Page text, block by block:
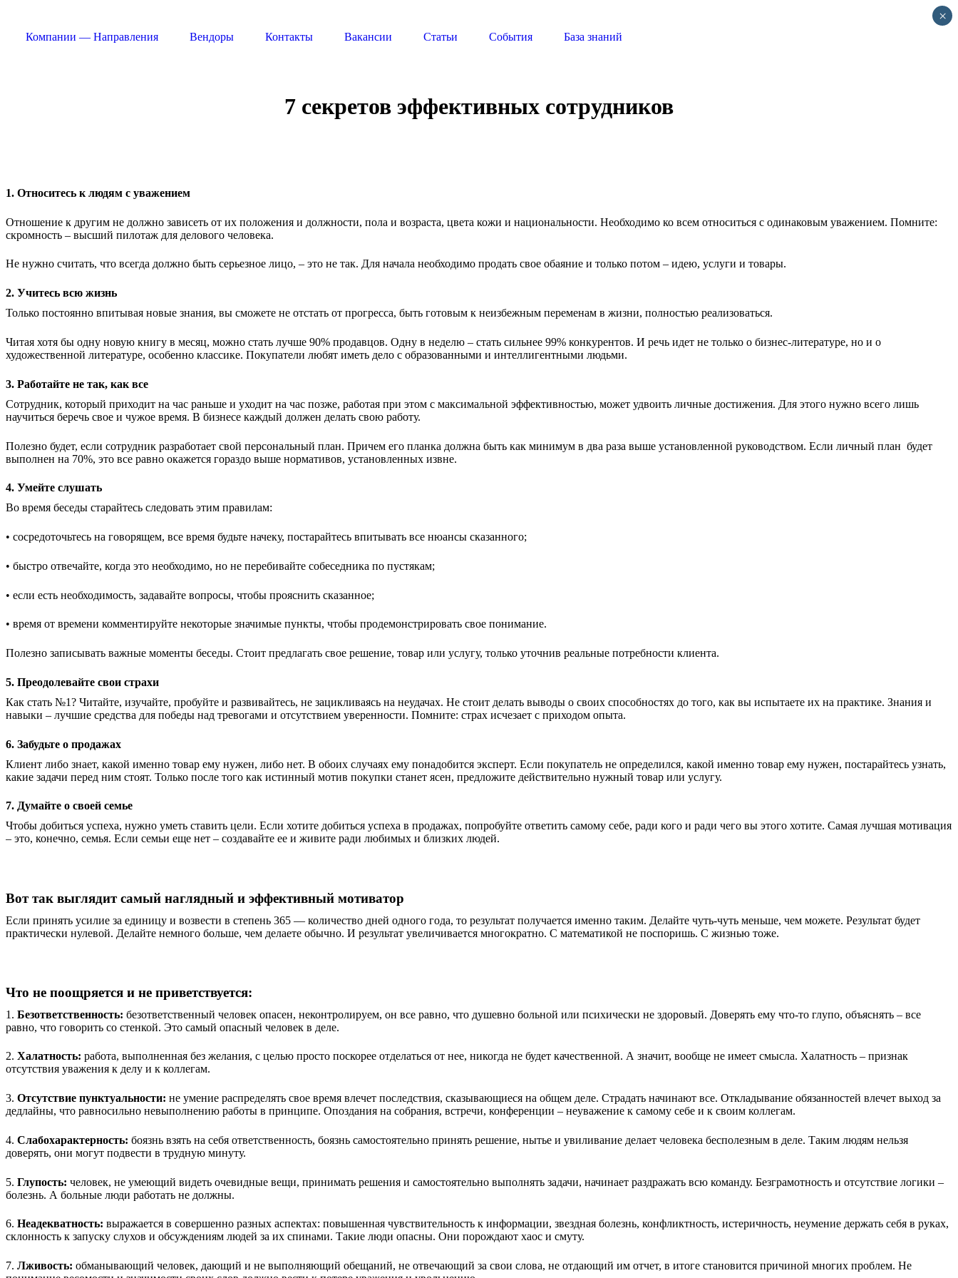
Компании — Направления Вендоры Контакты Вакансии Статьи События База знаний
7 секретов эффективных сотрудников
1. Отноcитесь к людям с уважением
Отношение к другим не должно зависеть от их положения и должности, пола и возраста, цвета кожи и национальности. Необходимо ко всем относиться с одинаковым уважением. Помните:
скромность – высший пилотаж для делового человека.
Не нужно считать, что всегда должно быть серьезное лицо, – это не так. Для начала необходимо продать свое обаяние и только потом – идею, услуги и товары.
2. Учитесь всю жизнь
Только постоянно впитывая новые знания, вы сможете не отстать от прогресса, быть готовым к неизбежным переменам в жизни, полностью реализоваться.
Читая хотя бы одну новую книгу в месяц, можно стать лучше 90% продавцов. Одну в неделю – стать сильнее 99% конкурентов. И речь идет не только о бизнес-литературе, но и о
художественной литературе, особенно классике. Покупатели любят иметь дело с образованными и интеллигентными людьми.
3. Работайте не так, как все
Сотрудник, который приходит на час раньше и уходит на час позже, работая при этом с максимальной эффективностью, может удвоить личные достижения. Для этого нужно всего лишь
научиться беречь свое и чужое время. В бизнесе каждый должен делать свою работу.
Полезно будет, если сотрудник разработает свой персональный план. Причем его планка должна быть как минимум в два раза выше установленной руководством. Если личный план будет
выполнен на 70%, это все равно окажется гораздо выше нормативов, установленных извне.
4. Умейте слушать
Во время беседы старайтесь следовать этим правилам:
• сосредоточьтесь на говорящем, все время будьте начеку, постарайтесь впитывать все нюансы сказанного;
• быстро отвечайте, когда это необходимо, но не перебивайте собеседника по пустякам;
• если есть необходимость, задавайте вопросы, чтобы прояснить сказанное;
• время от времени комментируйте некоторые значимые пункты, чтобы продемонстрировать свое понимание.
Полезно записывать важные моменты беседы. Стоит предлагать свое решение, товар или услугу, только уточнив реальные потребности клиента.
5. Преодолевайте свои страхи
Как стать №1? Читайте, изучайте, пробуйте и развивайтесь, не зацикливаясь на неудачах. Не стоит делать выводы о своих способностях до того, как вы испытаете их на практике. Знания и
навыки – лучшие средства для победы над тревогами и отсутствием уверенности. Помните: страх исчезает с приходом опыта.
6. Забудьте о продажах
Клиент либо знает, какой именно товар ему нужен, либо нет. В обоих случаях ему понадобится эксперт. Если покупатель не определился, какой именно товар ему нужен, постарайтесь узнать,
какие задачи перед ним стоят. Только после того как истинный мотив покупки станет ясен, предложите действительно нужный товар или услугу.
7. Думайте о своей семье
Чтобы добиться успеха, нужно уметь ставить цели. Если хотите добиться успеха в продажах, попробуйте ответить самому себе, ради кого и ради чего вы этого хотите. Самая лучшая мотивация
– это, конечно, семья. Если семьи еще нет – создавайте ее и живите ради любимых и близких людей.
Вот так выглядит самый наглядный и эффективный мотиватор
Если принять усилие за единицу и возвести в степень 365 — количество дней одного года, то результат получается именно таким. Делайте чуть-чуть меньше, чем можете. Результат будет
практически нулевой. Делайте немного больше, чем делаете обычно. И результат увеличивается многократно. С математикой не поспоришь. С жизнью тоже.
Что не поощряется и не приветствуется:
1. Безответственность: безответственный человек опасен, неконтролируем, он все равно, что душевно больной или психически не здоровый. Доверять ему что-то глупо, объяснять – все
равно, что говорить со стенкой. Это самый опасный человек в деле.
2. Халатность: работа, выполненная без желания, с целью просто поскорее отделаться от нее, никогда не будет качественной. А значит, вообще не имеет смысла. Халатность – признак
отсутствия уважения к делу и к коллегам.
3. Отсутствие пунктуальности: не умение распределять свое время влечет последствия, сказывающиеся на общем деле. Страдать начинают все. Откладывание обязанностей влечет выход за
дедлайны, что равносильно невыполнению работы в принципе. Опоздания на собрания, встречи, конференции – неуважение к самому себе и к своим коллегам.
4. Слабохарактерность: боязнь взять на себя ответственность, боязнь самостоятельно принять решение, нытье и увиливание делает человека бесполезным в деле. Таким людям нельзя
доверять, они могут подвести в трудную минуту.
5. Глупость: человек, не умеющий видеть очевидные вещи, принимать решения и самостоятельно выполнять задачи, начинает раздражать всю команду. Безграмотность и отсутствие логики –
болезнь. А больные люди работать не должны.
6. Неадекватность: выражается в совершенно разных аспектах: повышенная чувствительность к информации, звездная болезнь, конфликтность, истеричность, неумение держать себя в руках,
склонность к запуску слухов и обсуждениям людей за их спинами. Такие люди опасны. Они порождают хаос и смуту.
7. Лживость: обманывающий человек, дающий и не выполняющий обещаний, не отвечающий за свои слова, не отдающий им отчет, в итоге становится причиной многих проблем. Не
×